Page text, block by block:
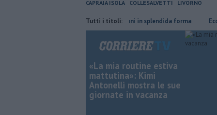
CAPRAIA ISOLA COLLESALVETTI LIVORNO
Tutti i titoli:
Nonna Licia, 101 anni in splendida forma Ecco quali
«La mia routine estiva
mattutina»: Kimi
Antonelli mostra le sue
giornate in vacanza